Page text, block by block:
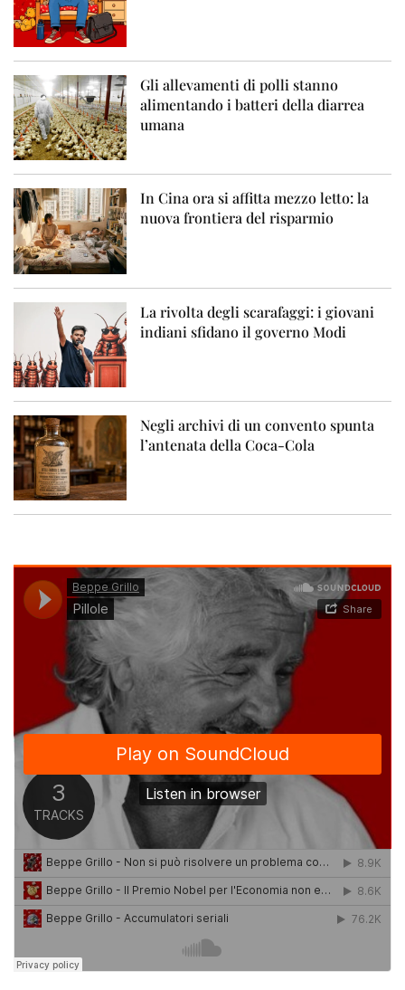
Gli allevamenti di polli stanno
alimentando i batteri della diarrea
umana
In Cina ora si affitta mezzo letto: la
nuova frontiera del risparmio
La rivolta degli scarafaggi: i giovani
indiani sfidano il governo Modi
Negli archivi di un convento spunta
l’antenata della Coca-Cola